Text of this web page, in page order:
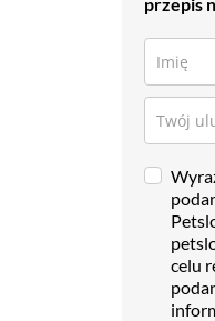
celu